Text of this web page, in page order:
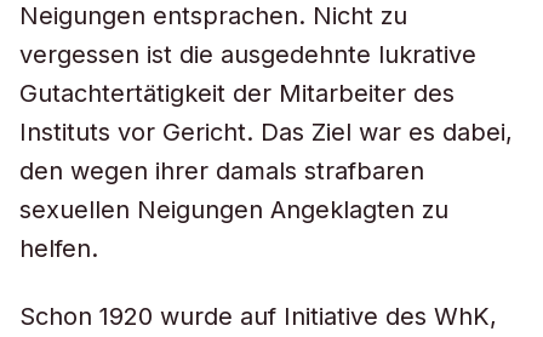
Neigungen entsprachen. Nicht zu
vergessen ist die ausgedehnte lukrative
Gutachtertätigkeit der Mitarbeiter des
Instituts vor Gericht. Das Ziel war es dabei,
den wegen ihrer damals strafbaren
sexuellen Neigungen Angeklagten zu
helfen.
Schon 1920 wurde auf Initiative des WhK,